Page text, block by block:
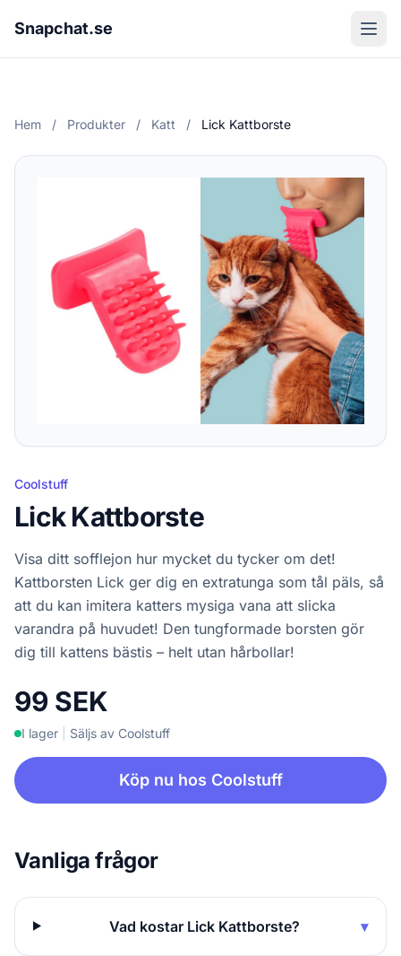
Snapchat.se
Hem / Produkter / Katt / Lick Kattborste
Coolstuff
Lick Kattborste
Visa ditt sofflejon hur mycket du tycker om det!
Kattborsten Lick ger dig en extratunga som tål päls, så
att du kan imitera katters mysiga vana att slicka
varandra på huvudet! Den tungformade borsten gör
dig till kattens bästis – helt utan hårbollar!
99 SEK
I lager Säljs av Coolstuff
Köp nu hos Coolstuff
Vanliga frågor
Vad kostar Lick Kattborste? ▾